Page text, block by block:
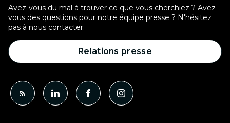
Avez-vous du mal à trouver ce que vous cherchiez ? Avez-
vous des questions pour notre équipe presse ? N'hésitez
pas à nous contacter.
Relations presse